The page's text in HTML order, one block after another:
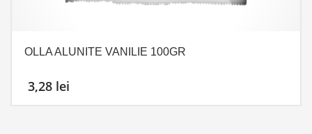
OLLA ALUNITE VANILIE 100GR
3,28 lei